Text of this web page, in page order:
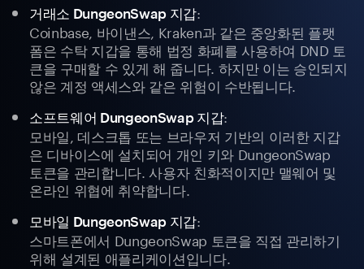
거래소 DungeonSwap 지갑:
Coinbase, 바이낸스, Kraken과 같은 중앙화된 플랫
폼은 수탁 지갑을 통해 법정 화폐를 사용하여 DND 토
큰을 구매할 수 있게 해 줍니다. 하지만 이는 승인되지
않은 계정 액세스와 같은 위험이 수반됩니다.
소프트웨어 DungeonSwap 지갑:
모바일, 데스크톱 또는 브라우저 기반의 이러한 지갑
은 디바이스에 설치되어 개인 키와 DungeonSwap
토큰을 관리합니다. 사용자 친화적이지만 맬웨어 및
온라인 위협에 취약합니다.
모바일 DungeonSwap 지갑:
스마트폰에서 DungeonSwap 토큰을 직접 관리하기
위해 설계된 애플리케이션입니다.